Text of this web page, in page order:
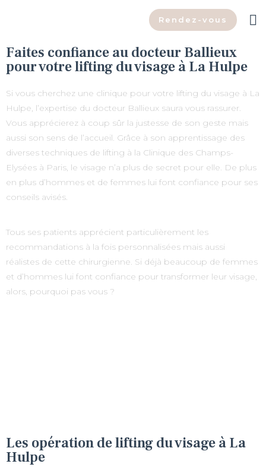
Rendez-vous
Faites confiance au docteur Ballieux
pour votre lifting du visage à La Hulpe
Si vous cherchez une clinique pour votre lifting du visage à La
Hulpe, l’expertise du docteur Ballieux saura vous rassurer.
Vous apprécierez à coup sûr la justesse de son geste mais
aussi son sens de l’accueil. Grâce à son apprentissage des
diverses techniques de lifting à la Clinique des Champs-
Elysées à Paris, le visage n’a plus de secret pour elle. De plus
en plus d’hommes et de femmes lui font confiance pour ses
conseils avisés.
Tous ses patients apprécient particulièrement les
recommandations à la fois personnalisées mais aussi
réalistes de cette chirurgienne. Si déjà beaucoup de femmes
et d’hommes lui font confiance pour transformer leur visage,
alors, pourquoi pas vous ?
Les opération de lifting du visage à La
Hulpe